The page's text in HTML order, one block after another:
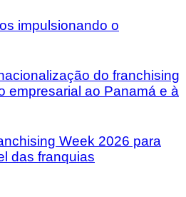
impulsionando o
do franchising
empresarial ao Panamá e à
Week 2026 para
das franquias